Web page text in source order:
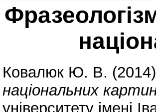
Ковалюк Ю. В. (2014)
національних
університету імені